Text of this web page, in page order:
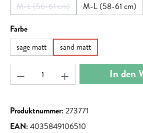
M-L (56-61 cm)
(Diese Option ist zurzeit nicht
M-L (58-61 cm)
Farbeauswählen
sage matt
sand matt
Produkt Anzahl: Gib denIn den
Produktnummer:273771
EAN:4035849106510